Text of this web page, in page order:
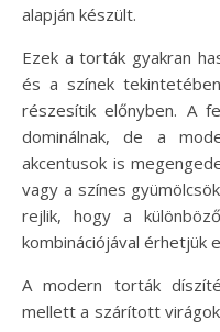
alapján készült.
Ezek a torták gyakran
és a színek
részesítik előnyben. A
dominálnak, de a
akcentusok is
vagy a színes
rejlik, hogy a
kombinációjával érhetjük
A modern torták
mellett a szárított